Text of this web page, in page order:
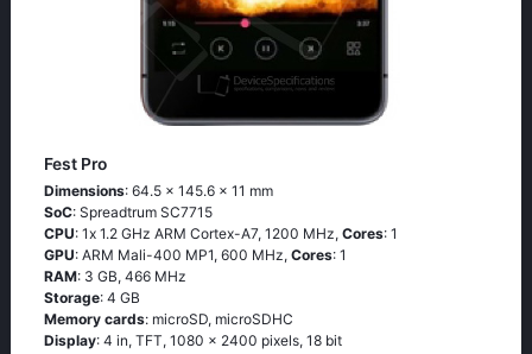
Fest Pro
Dimensions: 64.5 x 145.6 x 11 mm
SoC: Sрrеаdtrum SС7715
CPU: 1х 1.2 GНz АRМ Соrtех-А7, 1200 MHz, Cores: 1
GPU: ARM Mali-400 MP1, 600 MHz, Cores: 1
RAM: 3 GB, 466 MHz
Storage: 4 GB
Memory cards: microSD, microSDHC
Display: 4 in, TFT, 1080 x 2400 pixels, 18 bit